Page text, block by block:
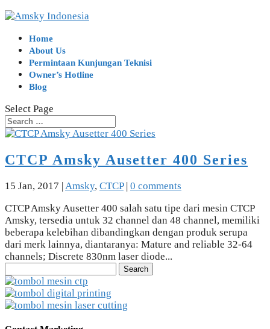
Home
About Us
Permintaan Kunjungan Teknisi
Owner’s Hotline
Blog
Select Page
CTCP Amsky Ausetter 400 Series
15 Jan, 2017 |Amsky, CTCP| 0 comments
CTCP Amsky Ausetter 400 salah satu tipe dari mesin CTCP
Amsky, tersedia untuk 32 channel dan 48 channel, memiliki
beberapa kelebihan dibandingkan dengan produk serupa
dari merk lainnya, diantaranya: Mature and reliable 32-64
channels; Discrete 830nm laser diode...
for: